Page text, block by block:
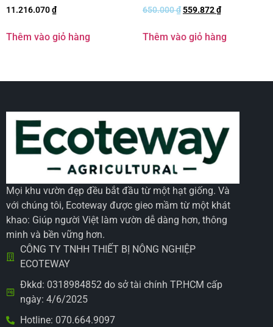
11.216.070₫
Thêm vào giỏ hàng
650.000₫559.872₫
Thêm vào giỏ hàng
Mọi khu vườn đẹp đều bắt đầu từ một hạt giống. Và
với chúng tôi, Ecoteway được gieo mầm từ một khát
khao: Giúp người Việt làm vườn dễ dàng hơn, thông
minh và bền vững hơn.
CÔNG TY TNHH THIẾT BỊ NÔNG NGHIỆP
ECOTEWAY
Đkkd: 0318984852 do sở tài chính TP.HCM cấp
ngày: 4/6/2025
Hotline: 070.664.9097